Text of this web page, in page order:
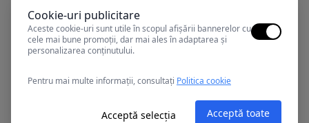
Cookie-uri publicitare
Aceste cookie-uri sunt utile în scopul afișării bannerelor cu
cele mai bune promoții, dar mai ales în adaptarea și
personalizarea conținutului.
Pentru mai multe informații, consultați Politica cookie
Acceptă selecția Acceptă toate